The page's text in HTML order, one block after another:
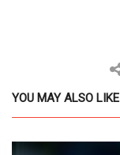
YOU MAY ALSO LIKE